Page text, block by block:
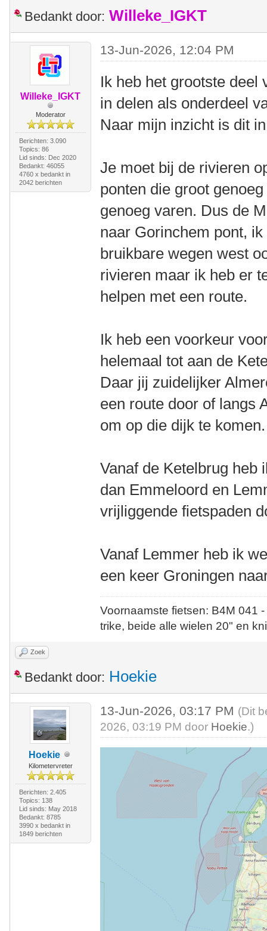
Bedankt door: Willeke_IGKT
Willeke_IGKT
Moderator
Berichten: 3.090
Topics: 86
Lid sinds: Dec 2020
Bedankt: 46055
4760 x bedankt in
2042 berichten
13-Jun-2026, 12:04 PM
Ik heb het grootste deel
in delen als onderdeel
Naar mijn inzicht is dit
Je moet bij de rivieren
ponten die groot
genoeg varen. Dus de
naar Gorinchem pont,
bruikbare wegen west
rivieren maar ik heb er
helpen met een route.
Ik heb een voorkeur
helemaal tot aan de
Daar jij zuidelijker
een route door of langs
om op die dijk te komen.
Vanaf de Ketelbrug heb
dan Emmeloord en
vrijliggende fietspaden
Vanaf Lemmer heb ik
een keer Groningen
Voornaamste fietsen: B4M
trike, beide alle wielen 20" en
Zoek
Bedankt door: Hoekie
Hoekie
Kilometervreter
Berichten: 2.405
Topics: 138
Lid sinds: May 2018
Bedankt: 8785
3990 x bedankt in
1849 berichten
13-Jun-2026, 03:17 PM (Dit
2026, 03:19 PM door Hoekie.)